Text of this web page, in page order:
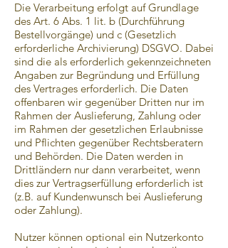
Die Verarbeitung erfolgt auf Grundlage
des Art. 6 Abs. 1 lit. b (Durchführung
Bestellvorgänge) und c (Gesetzlich
erforderliche Archivierung) DSGVO. Dabei
sind die als erforderlich gekennzeichneten
Angaben zur Begründung und Erfüllung
des Vertrages erforderlich. Die Daten
offenbaren wir gegenüber Dritten nur im
Rahmen der Auslieferung, Zahlung oder
im Rahmen der gesetzlichen Erlaubnisse
und Pflichten gegenüber Rechtsberatern
und Behörden. Die Daten werden in
Drittländern nur dann verarbeitet, wenn
dies zur Vertragserfüllung erforderlich ist
(z.B. auf Kundenwunsch bei Auslieferung
oder Zahlung).
Nutzer können optional ein Nutzerkonto